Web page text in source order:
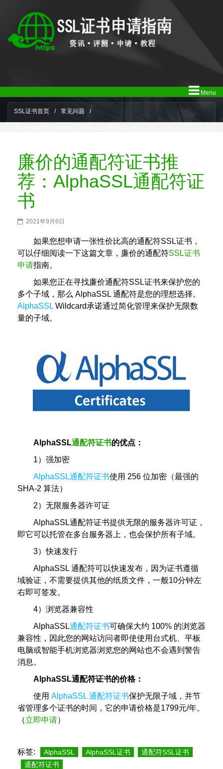
Menu
SSL证书首页 / 常见问题 /
廉价的通配符证书推
荐：AlphaSSL通配符证
书
2021年9月6日
如果您想申请一张性价比高的通配符SSL证书，
可以仔细阅读一下这篇文章，廉价的通配符SSL证书
申请指南。
如果您正在寻找廉价通配符SSL证书来保护您的
多个子域，那么 AlphaSSL 通配符是您的理想选择。
AlphaSSL Wildcard承诺通过简化管理来保护无限数
量的子域。
AlphaSSL通配符证书的优点：
1）强加密
AlphaSSL通配符证书使用 256 位加密（最强的
SHA-2 算法）
2）无限服务器许可证
AlphaSSL通配符证书提供无限的服务器许可证，
即它可以托管在多台服务器上，也会保护所有子域。
3）快速发行
AlphaSSL 通配符可以快速发布，因为证书遵循
域验证，不需要提供其他的纸质文件，一般10分钟左
右即可签发。
4）浏览器兼容性
AlphaSSL通配符证书可确保大约 100% 的浏览器
兼容性，因此您的网站访问者即使使用台式机、平板
电脑或智能手机浏览器浏览您的网站也不会遇到警告
消息。
AlphaSSL通配符证书的价格：
使用 AlphaSSL 通配符证书保护无限子域，并节
省管理多个证书的时间，它的申请价格是1799元/年。
（立即申请）
标签: AlphaSSL AlphaSSL证书
通配符SSL证书
通配符证书